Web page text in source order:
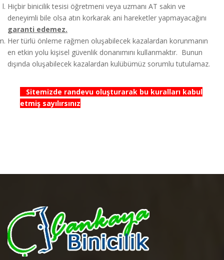
Hiçbir binicilik tesisi öğretmeni veya uzmanı AT sakin ve
deneyimli bile olsa atın korkarak ani hareketler yapmayacağını
garanti edemez.
Her türlü önleme rağmen oluşabilecek kazalardan korunmanın
en etkin yolu kişisel güvenlik donanımını kullanmaktır. Bunun
dışında oluşabilecek kazalardan kulübümüz sorumlu tutulamaz.
Sitemizde randevu oluşturarak bu kuralları kabul
etmiş sayılırsınız